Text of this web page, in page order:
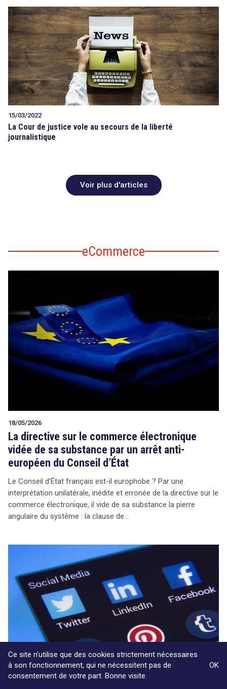
15/03/2022
La Cour de justice vole au secours de la liberté
journalistique
Voir plus d'articles
eCommerce
18/05/2026
La directive sur le commerce électronique
vidée de sa substance par un arrêt anti-
européen du Conseil d’État
Le Conseil d’État français est-il europhobe ? Par une
interprétation unilatérale, inédite et erronée de la directive sur le
commerce électronique, il vide de sa substance la pierre
angulaire du système : la clause de…
Ce site n'utilise que des cookies strictement nécessaires
à son fonctionnement, qui ne nécessitent pas de
consentement de votre part. Bonne visite.
OK